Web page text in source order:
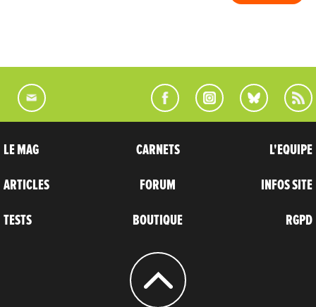
LE MAG
ARTICLES
TESTS
CARNETS
FORUM
BOUTIQUE
L'EQUIPE
INFOS SITE
RGPD